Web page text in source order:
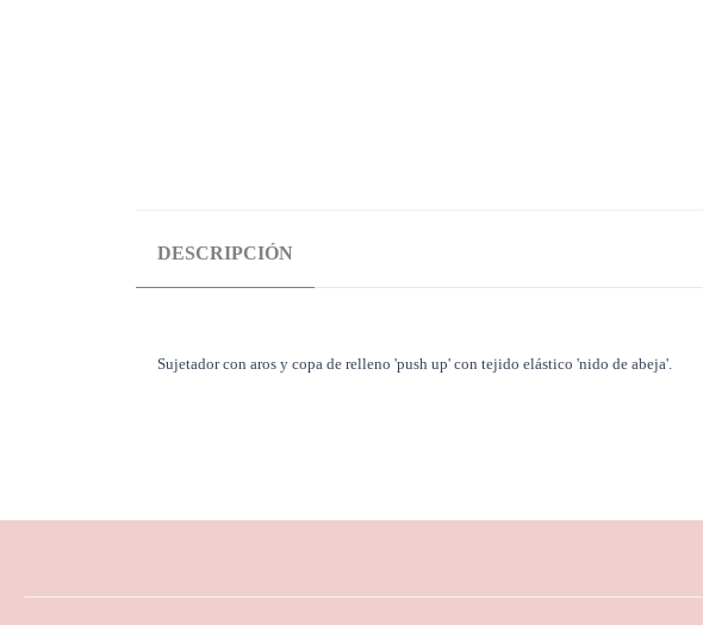
DESCRIPCIÓN
Sujetador con aros y copa de relleno 'push up' con tejido elástico 'nido de abeja'.